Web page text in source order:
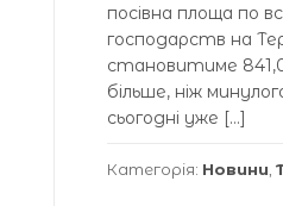
посівна площа по
господарств на
становитиме
більше, ніж
сьогодні уже […]
Категорія: Новини